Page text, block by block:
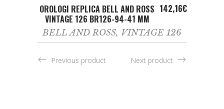
ADD TO CART
OROLOGI REPLICA BELL AND ROSS
VINTAGE 126 BR126-94-41 MM
142,16€
BELL AND ROSS, VINTAGE 126
Previous product Next product